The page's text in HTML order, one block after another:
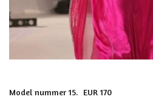
Model nummer 15. EUR 170